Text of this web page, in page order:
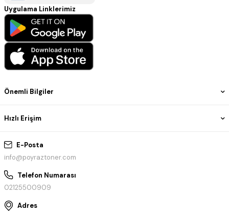
E-Posta
info@poyraztoner.com
Telefon Numarası
02125500909
Adres
Önemli Bilgiler
Hızlı Erişim
Uygulama Linklerimiz